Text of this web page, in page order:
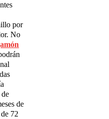
por
No
de
72